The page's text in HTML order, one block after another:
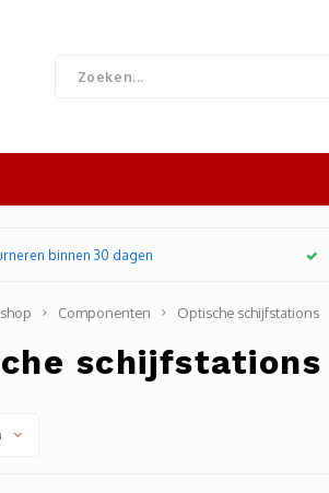
binnen 30 dagen
Componenten Optische schijfstations
schijfstations